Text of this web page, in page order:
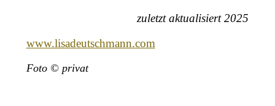
zuletzt aktualisiert 2025
www.lisadeutschmann.com
Foto © privat